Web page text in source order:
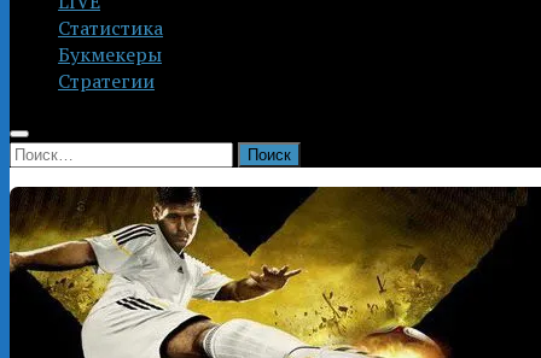
Статистика
Букмекеры
Стратегии
Найти: